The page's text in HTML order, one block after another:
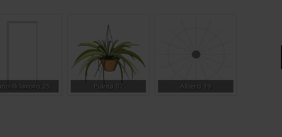
di lavoro 25 Pianta 07 Albero 19